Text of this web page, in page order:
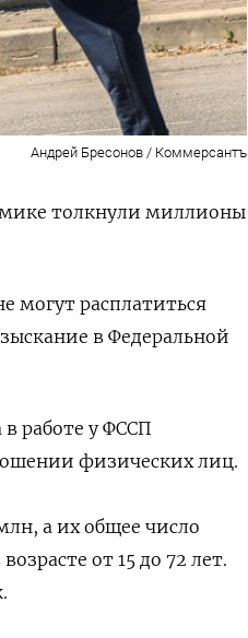
Андрей Бресонов / Коммерсантъ
толкнули миллионы
могут расплатиться
в Федеральной
работе у ФССП
физических лиц.
а их общее число
от 15 до 72 лет.